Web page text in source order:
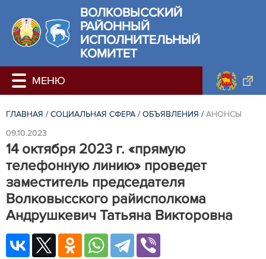
ВОЛКОВЫССКИЙ
РАЙОННЫЙ
ИСПОЛНИТЕЛЬНЫЙ
КОМИТЕТ
ГЛАВНАЯ / СОЦИАЛЬНАЯ СФЕРА / ОБЪЯВЛЕНИЯ / АНОНСЫ
09.10.2023
14 октября 2023 г. «прямую
телефонную линию» проведет
заместитель председателя
Волковысского райисполкома
Андрушкевич Татьяна Викторовна